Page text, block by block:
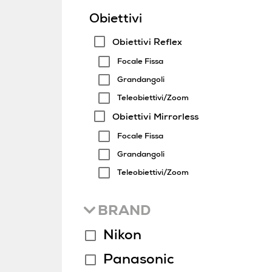
Obiettivi
Obiettivi Reflex
Focale Fissa
Grandangoli
Teleobiettivi/Zoom
Obiettivi Mirrorless
Focale Fissa
Grandangoli
Teleobiettivi/Zoom
BRAND
Nikon
Panasonic